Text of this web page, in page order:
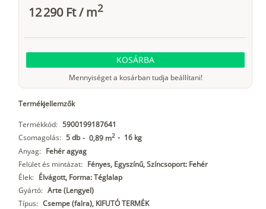
12 290 Ft/m2
KOSÁRBA
Mennyiséget a kosárban tudja beállítani!
Termékjellemzők
Termékkód: 5900199187641
Csomagolás: 5 db - 0,89 m2 - 16 kg
Anyag: Fehér agyag
Felület és mintázat: Fényes, Egyszínű, Színcsoport: Fehér
Élek: Élvágott, Forma: Téglalap
Gyártó: Arte (Lengyel)
Típus: Csempe (falra), KIFUTÓ TERMÉK